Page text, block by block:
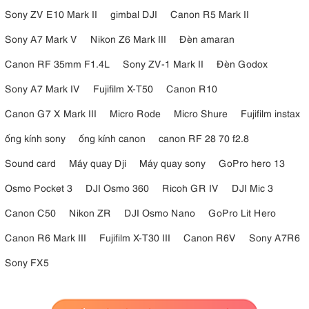
4.3. Các chế độ ghi âm linh hoạt
Chế độ đầu ra độc lập
Chế độ đầu ra độc lập ghi lại cả bốn kênh dưới dạng các bản nhạc
Sony ZV E10 Mark II
gimbal DJI
Canon R5 Mark II
Sony A7 Mark V
Nikon Z6 Mark III
Đèn amaran
Canon RF 35mm F1.4L
Sony ZV-1 Mark II
Đèn Godox
Sony A7 Mark IV
Fujifilm X-T50
Canon R10
Canon G7 X Mark III
Micro Rode Micro Shure
Fujifilm instax
ống kính sony
ống kính canon
canon RF 28 70 f2.8
Sound card
Máy quay Dji Máy quay sony
GoPro hero 13
Osmo Pocket 3
DJI Osmo 360 Ricoh GR IV
DJI Mic 3
Canon C50
Nikon ZR DJI Osmo Nano
GoPro Lit Hero
Canon R6 Mark III
Fujifilm X-T30 III Canon R6V
Sony A7R6
Sony FX5